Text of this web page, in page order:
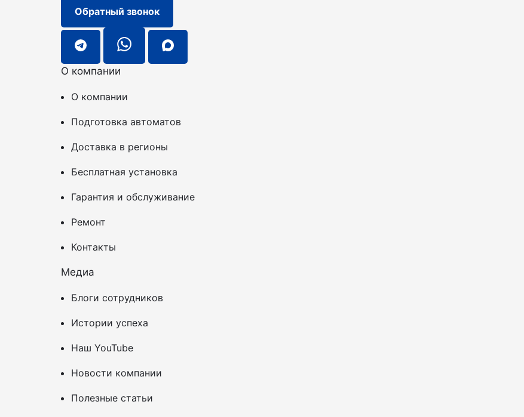
Обратный звонок
О компании
О компании
Подготовка автоматов
Доставка в регионы
Бесплатная установка
Гарантия и обслуживание
Ремонт
Контакты
Медиа
Блоги сотрудников
Истории успеха
Наш YouTube
Новости компании
Полезные статьи